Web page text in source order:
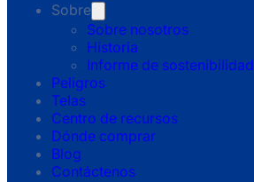
Sobre
Sobre nosotros
Historia
Informe de sostenibilidad
Peligros
Telas
Centro de recursos
Dónde comprar
Blog
Contáctenos